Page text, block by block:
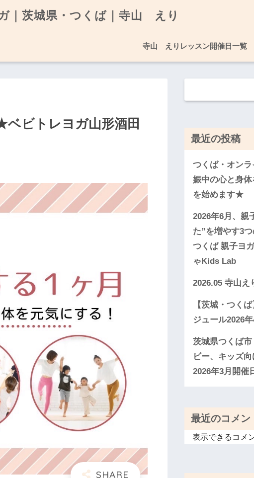
｜茨城県・つくば｜寺山 えり
寺山 えりレッスン開催日一覧
ビトレヨガ山形酒田
最近の投稿
つくば・オン
娠中の心と身体
を始めます★
2026年6月、親
た”を増やす3
つくば 親子ヨ
ゃKids Lab
2026.05 寺山
【茨城・つく
ジュール2026年
茨城県つくば
ビー、キッズ
2026年3月開催
最近のコメン
表示できるコメ